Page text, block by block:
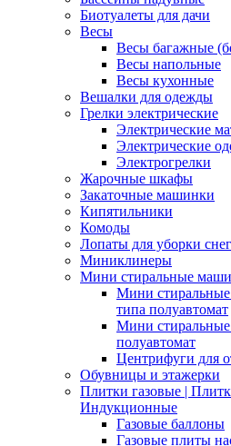
Биотуалеты для дачи
Весы
Весы багажные
Весы напольные
Весы кухонные
Вешалки для одежды
Грелки электрические
Электрические
Электрические
Электрогрелки
Жарочные шкафы
Закаточные машинки
Кипятильники
Комоды
Лопаты для уборки
Миниклинеры
Мини стиральные
Мини
типа полуавтомат
Мини
полуавтомат
Центрифуги для
Обувницы и этажерки
Плитки газовые |
Индукционные
Газовые баллоны
Газовые плиты